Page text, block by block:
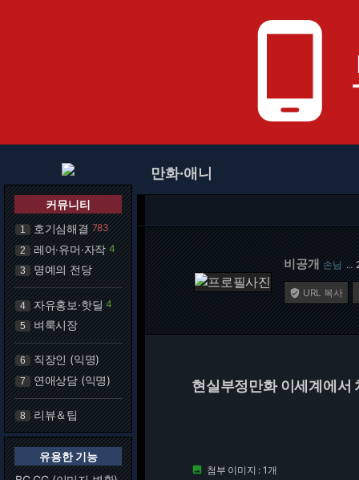
phone_android
커뮤니티
1 호기심해결 783
2 레어·유머·자작 4
3 명예의 전당
4 자유홍보·핫딜 4
5 벼룩시장
6 직장인 (익명)
7 연애상담 (익명)
8 리뷰＆팁
유용한 기능
만화·애니
비공개 손님 …
 URL 복사
현실부정만화 이세계에서
 첨부 이미지 : 1개